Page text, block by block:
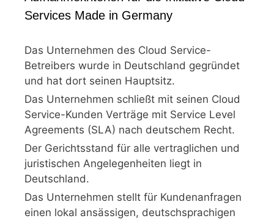
Services Made in Germany
Das Unternehmen des Cloud Service-
Betreibers wurde in Deutschland gegründet
und hat dort seinen Hauptsitz.
Das Unternehmen schließt mit seinen Cloud
Service-Kunden Verträge mit Service Level
Agreements (SLA) nach deutschem Recht.
Der Gerichtsstand für alle vertraglichen und
juristischen Angelegenheiten liegt in
Deutschland.
Das Unternehmen stellt für Kundenanfragen
einen lokal ansässigen, deutschsprachigen